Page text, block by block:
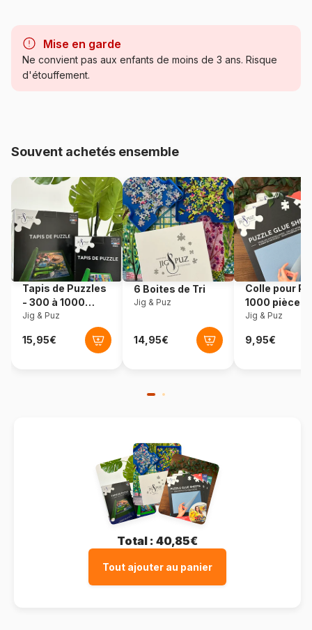
Catégorie
Provenance Royaume-Uni
Gibsons-G6362
EAN 5012269163629
Nombre de pièces 1000 pièces
Dimensions 68 x 49 cm
Mise en garde
Ne convient pas aux enfants de moins de 3 ans. Risque
d'étouffement.
Souvent achetés ensemble
Tapis de Puzzles
- 300 à 1000
pièces
Jig & Puz
6 Boites de Tri
Jig & Puz
Colle pour
1000 pièces
Jig & Puz
Total : 40,85€
Tout ajouter au panier